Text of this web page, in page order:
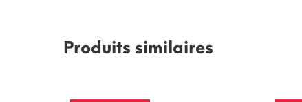
Produits similaires